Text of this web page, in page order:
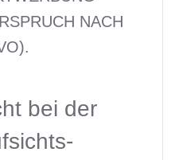
NACH
bei der